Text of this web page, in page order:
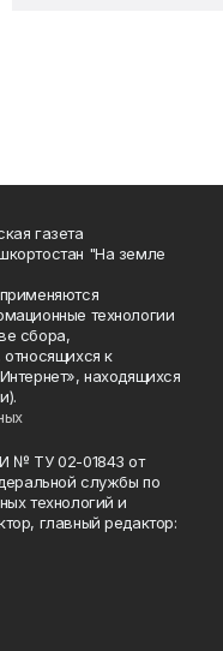
газета
"На земле
технологии
сбора,
к
находящихся
№ ТУ 02-01843 от
службы по
технологий и
главный редактор: